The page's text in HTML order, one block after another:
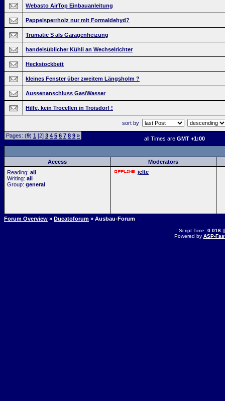
Webasto AirTop Einbauanleitung
Pappelsperrholz nur mit Formaldehyd?
Trumatic S als Garagenheizung
handelsüblicher Kühli an Wechselrichter
Heckstockbett
kleines Fenster über zweitem Längsholm ?
Aussenanschluss Gas/Wasser
Hilfe, kein Trocellen in Troisdorf !
sort by
Pages: (9) 1 [2] 3 4 5 6 7 8 9 » all Times are GMT +1:00
Access
Moderators
Reading: all
Writing: all
Group: general
jelte
Forum Overview » Ducatoforum » Ausbau-Forum
.: Script-Time: 0.016||
Powered by ASP-